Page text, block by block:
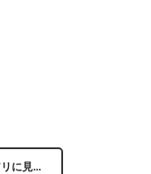
に見…